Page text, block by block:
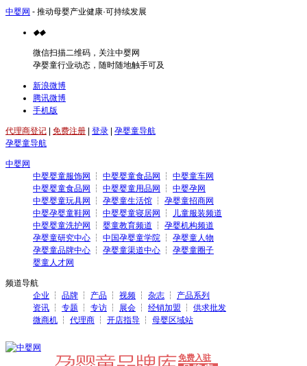
中婴网 - 推动母婴产业健康·可持续发展
◆◆
微信扫描二维码，关注中婴网
孕婴童行业动态，随时随地触手可及
新浪微博
腾讯微博
手机版
代理商登记 免费注册 登录
孕婴童导航
孕婴童导航
中婴网
中婴婴童服饰网
┆ 中婴婴童食品网 ┆ 中婴童车网
中婴婴童食品网
┆ 中婴婴童用品网 ┆ 中婴孕网
中婴婴童玩具网
┆ 孕婴童生活馆 ┆ 孕婴童招商网
中婴孕婴童鞋网
┆ 中婴婴童寝居网 ┆
儿童服装频道
中婴婴童洗护网
┆ 婴童教育频道 ┆ 孕婴机构频道
孕婴童研究中心 ┆ 中国孕婴童学院 ┆ 孕婴童人物
孕婴童品牌中心 ┆ 孕婴童渠道中心 ┆ 孕婴童圈子
婴童人才网
频道导航
企业 ┆ 品牌 ┆ 产品 ┆ 视频 ┆ 杂志 ┆ 产品系列
资讯 ┆ 专题 ┆ 专访 ┆ 展会 ┆ 经销加盟 ┆ 供求批发
微商机 ┆ 代理商 ┆ 开店指导 ┆ 母婴区域站
免费入驻